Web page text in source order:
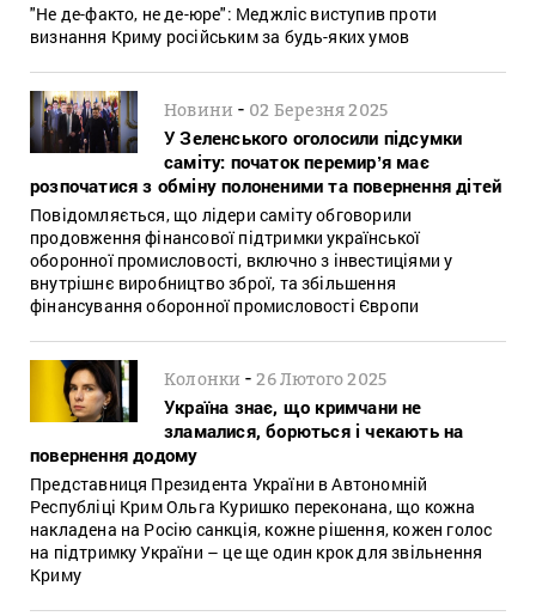
"Не де-факто, не де-юре": Меджліс виступив проти
визнання Криму російським за будь-яких умов
Новини - 02 Березня 2025
У Зеленського оголосили підсумки
саміту: початок перемирʼя має
розпочатися з обміну полоненими та повернення дітей
Повідомляється, що лідери саміту обговорили
продовження фінансової підтримки української
оборонної промисловості, включно з інвестиціями у
внутрішнє виробництво зброї, та збільшення
фінансування оборонної промисловості Європи
Колонки -26 Лютого 2025
Україна знає, що кримчани не
зламалися, борються і чекають на
повернення додому
Представниця Президента України в Автономній
Республіці Крим Ольга Куришко переконана, що кожна
накладена на Росію санкція, кожне рішення, кожен голос
на підтримку України – це ще один крок для звільнення
Криму